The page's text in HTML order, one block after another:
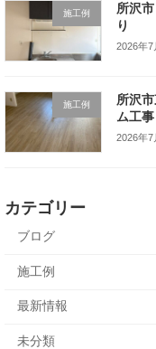
施工例
所沢
り
2026年7
施工例
所沢
ム工事
2026年7
カテゴリー
ブログ
施工例
最新情報
未分類